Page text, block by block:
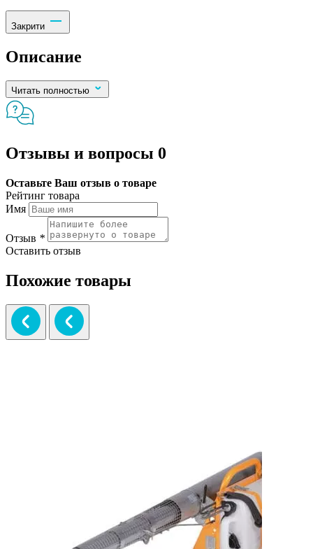
Закрити
Описание
Читать полностью
Отзывы и вопросы 0
Оставьте Ваш отзыв о товаре
Рейтинг товара
Имя
Отзыв *
Оставить отзыв
Похожие товары